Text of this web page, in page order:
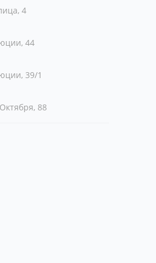
4
44
39/1
88